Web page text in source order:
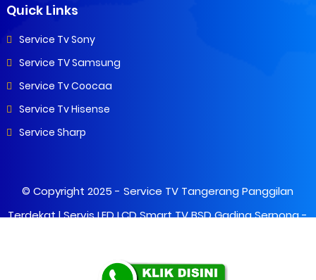
Quick Links
Service Tv Sony
Service TV Samsung
Service Tv Coocaa
Service Tv Hisense
Service Sharp
© Copyright 2025 -Service TV Tangerang Panggilan
Terdekat | Servis LED LCD Smart TV BSD Gading Serpong-